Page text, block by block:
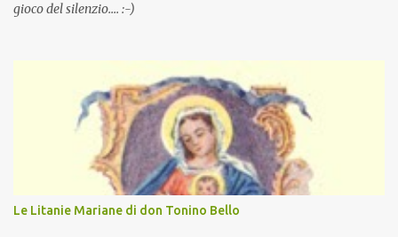
gioco del silenzio.... :-)
Le Litanie Mariane di don Tonino Bello